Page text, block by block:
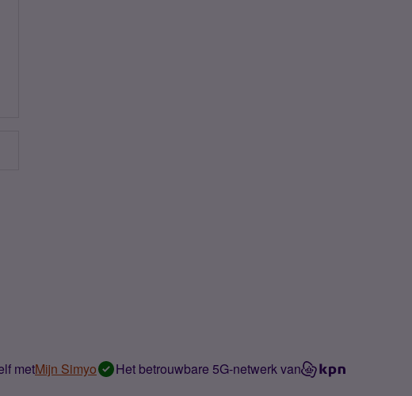
metMijn Simyo Het betrouwbare 5G-netwerk van